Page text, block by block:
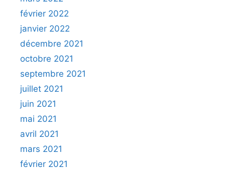
février 2022
janvier 2022
décembre 2021
octobre 2021
septembre 2021
juillet 2021
juin 2021
mai 2021
avril 2021
mars 2021
février 2021